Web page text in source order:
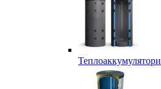
Теплоаккумулятори